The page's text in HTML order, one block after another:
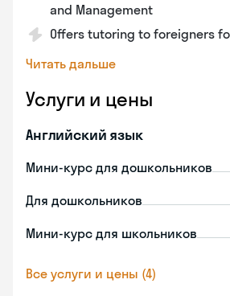
and Management
Offers tutoring to foreigners
Читать дальше
Услуги и цены
Английский язык
Мини-курс для дошкольников
Для дошкольников
Мини-курс для школьников
Все услуги и цены (4)